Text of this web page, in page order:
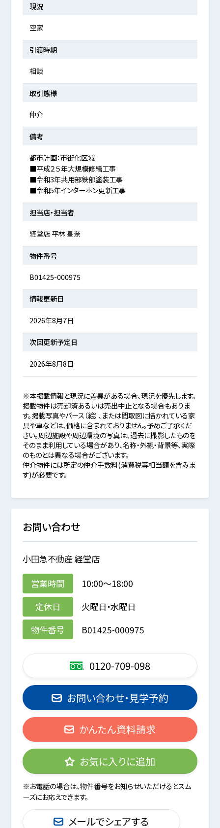
現況
空家
引渡時期
相談
取引態様
仲介
備考
都市計画：市街化区域
■平成２５年大規模修繕工事
■令和3年共用部鉄部塗装工事
■令和5年インターホン更新工事
担当店・担当者
経堂店 平林 星奈
物件番号
B01425-000975
情報更新日
2026年8月7日
次回更新予定日
2026年8月8日
※本掲載情報と現況に差異がある場合、現況を優先します。
掲載物件は売却済あるいは売出中止となる場合もありま
す。掲載写真やパース（絵）、または間取図に描かれている家
具や車などは、価格に含まれておりません。予めご了承くだ
さい。周辺施設や周辺環境の写真は、過去に撮影したものを
そのまま利用している場合があり、名称・外観・背景等、実際
のものとは異なる場合がございます。
仲介物件には所定の仲介手数料(消費税等相当額を含みま
す)が必要です。
お問い合わせ
小田急不動産 経堂店
営業時間
10:00～18:00
定休日
火曜日・水曜日
物件番号
B01425-000975
0120-709-098
お問い合わせ・見学予約
かんたん資料請求
お気に入りに追加
※お電話の場合は、物件番号をお知らせいただけるとスム
ーズにお応えできます。
メールでシェアする